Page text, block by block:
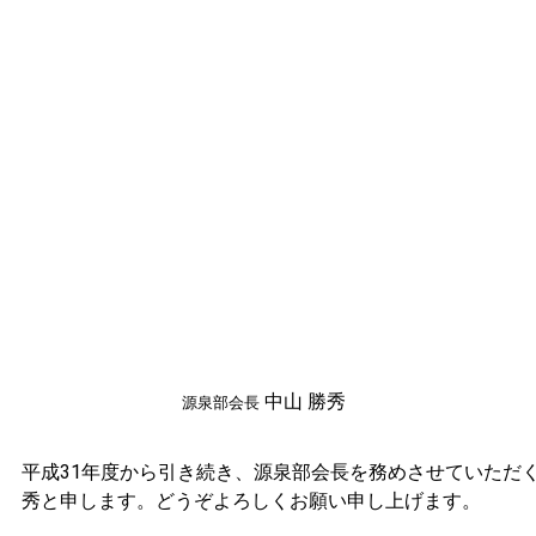
源泉部会長中山 勝秀
平成31年度から引き続き、源泉部会長を務めさせていただ
秀と申します。どうぞよろしくお願い申し上げます。